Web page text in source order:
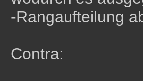
-Rangaufteilung
Contra: